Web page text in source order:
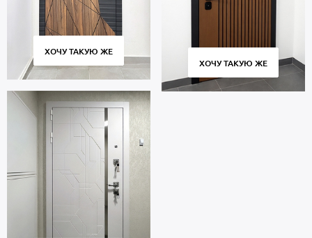
ХОЧУ ТАКУЮ ЖЕ
ХОЧУ ТАКУЮ ЖЕ